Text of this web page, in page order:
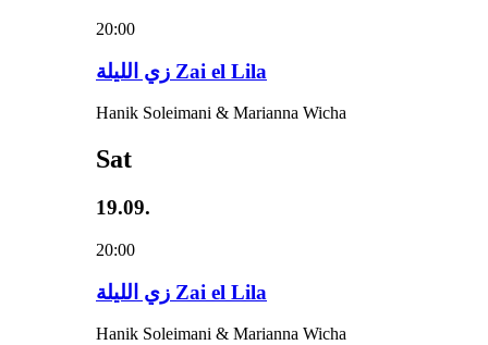
20:00
زي‌ اللیلة Zai el Lila
Hanik Soleimani & Marianna Wicha
Sat
19.09.
20:00
زي‌ اللیلة Zai el Lila
Hanik Soleimani & Marianna Wicha